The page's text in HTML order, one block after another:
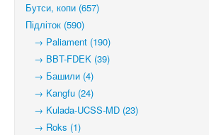
Бутси, копи (657)
Підліток (590)
→ Paliament (190)
→ BBT-FDEK (39)
→ Башили (4)
→ Kangfu (24)
→ Kulada-UCSS-MD (23)
→ Roks (1)